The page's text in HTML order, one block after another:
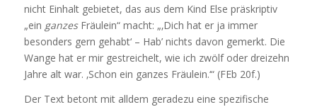
nicht Einhalt gebietet, das aus dem Kind Else präskriptiv
„ein ganzesFräulein“ macht: „‚Dich hat er ja immer
besonders gern gehabt‘ – Hab’ nichts davon gemerkt. Die
Wange hat er mir gestreichelt, wie ich zwölf oder dreizehn
Jahre alt war. ‚Schon ein ganzes Fräulein.‘“ (FEb 20f.)
Der Text betont mit alldem geradezu eine spezifische